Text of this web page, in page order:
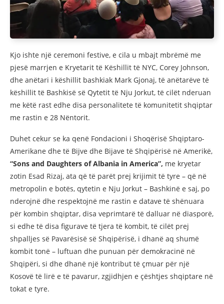
Kjo ishte një ceremoni festive, e cila u mbajt mbrëmë me
pjesë marrjen e Kryetarit të Këshillit të NYC, Corey Johnson,
dhe anëtari i këshillit bashkiak Mark Gjonaj, të anëtarëve të
këshillit të Bashkisë së Qytetit të Nju Jorkut, të cilët nderuan
me këtë rast edhe disa personalitete të komunitetit shqiptar
me rastin e 28 Nëntorit.
Duhet cekur se ka qenë Fondacioni i Shoqërisë Shqiptaro-
Amerikane dhe të Bijve dhe Bijave të Shqipërisë në Amerikë,
“Sons and Daughters of Albania in America”, me kryetar
zotin Esad Rizaj, ata që të parët prej krijimit të tyre – që në
metropolin e botës, qytetin e Nju Jorkut – Bashkinë e saj, po
nderojnë dhe respektojnë me rastin e datave të shënuara
për kombin shqiptar, disa veprimtarë të dalluar në diasporë,
si edhe të disa figurave të tjera të kombit, të cilët prej
shpalljes së Pavarësisë së Shqipërisë, i dhanë aq shumë
kombit tonë – luftuan dhe punuan për demokracinë në
Shqipëri, si dhe dhanë një kontribut të çmuar për një
Kosovë të lirë e të pavarur, zgjidhjen e çështjes shqiptare në
tokat e tyre.